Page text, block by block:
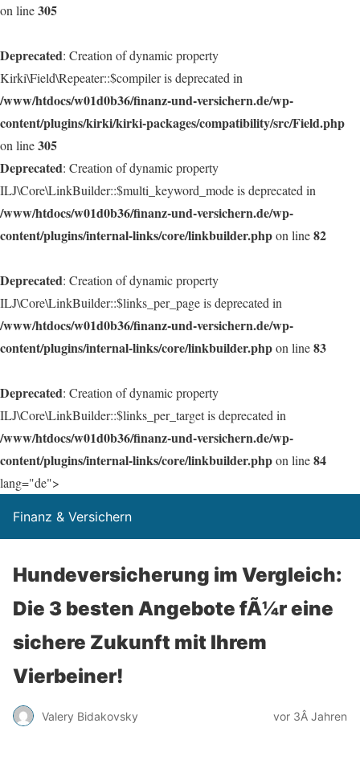
on line305
Deprecated: Creation of dynamic property
Kirki\Field\Repeater::$compiler is deprecated in
/www/htdocs/w01d0b36/finanz-und-versichern.de/wp-
content/plugins/kirki/kirki-packages/compatibility/src/Field.php
on line305
Deprecated: Creation of dynamic property
ILJ\Core\LinkBuilder::$multi_keyword_mode is deprecated in
/www/htdocs/w01d0b36/finanz-und-versichern.de/wp-
content/plugins/internal-links/core/linkbuilder.phpon line82
Deprecated: Creation of dynamic property
ILJ\Core\LinkBuilder::$links_per_page is deprecated in
/www/htdocs/w01d0b36/finanz-und-versichern.de/wp-
content/plugins/internal-links/core/linkbuilder.phpon line83
Deprecated: Creation of dynamic property
ILJ\Core\LinkBuilder::$links_per_target is deprecated in
/www/htdocs/w01d0b36/finanz-und-versichern.de/wp-
content/plugins/internal-links/core/linkbuilder.phpon line84
lang="de">
Finanz & Versichern
Hundeversicherung im Vergleich:
Die 3 besten Angebote fÃ¼r eine
sichere Zukunft mit Ihrem
Vierbeiner!
Valery Bidakovsky vor 3Â Jahren